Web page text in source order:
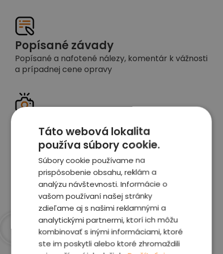
Popísané závady
Popísané a nafotené nálezy, komentár k vážnosti
a prípadnej cene opravy
Celé auto z exteriéru aj interiéru nafotíme
vrátane závad a poškodení
Zobraziť report
Táto webová lokalita
používa súbory cookie.
Súbory cookie používame na
prispôsobenie obsahu, reklám a
analýzu návštevnosti. Informácie o
vašom používaní našej stránky
zdieľame aj s našimi reklamnými a
analytickými partnermi, ktorí ich môžu
kombinovať s inými informáciami, ktoré
ste im poskytli alebo ktoré zhromaždili